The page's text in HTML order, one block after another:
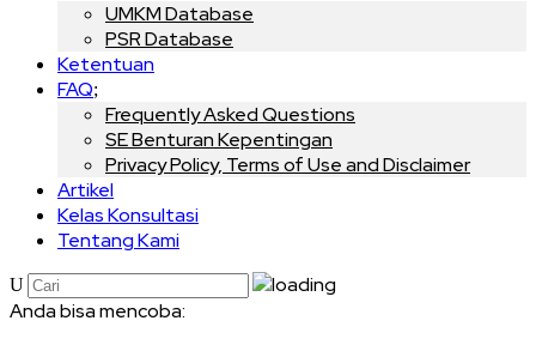
UMKM Database
PSR Database
Ketentuan
FAQ
Frequently Asked Questions
SE Benturan Kepentingan
Privacy Policy, Terms of Use and Disclaimer
Artikel
Kelas Konsultasi
Tentang Kami
Anda bisa mencoba: